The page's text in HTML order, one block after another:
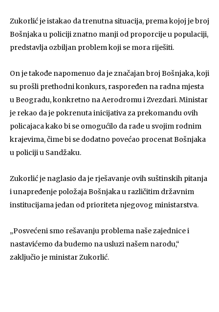
Zukorlić je istakao da trenutna situacija, prema kojoj je broj
Bošnjaka u policiji znatno manji od proporcije u populaciji,
predstavlja ozbiljan problem koji se mora riješiti.
On je takođe napomenuo da je značajan broj Bošnjaka, koji
su prošli prethodni konkurs, raspoređen na radna mjesta
u Beogradu, konkretno na Aerodromu i Zvezdari. Ministar
je rekao da je pokrenuta inicijativa za prekomandu ovih
policajaca kako bi se omogućilo da rade u svojim rodnim
krajevima, čime bi se dodatno povećao procenat Bošnjaka
u policiji u Sandžaku.
Zukorlić je naglasio da je rješavanje ovih suštinskih pitanja
i unapređenje položaja Bošnjaka u različitim državnim
institucijama jedan od prioriteta njegovog ministarstva.
„Posvećeni smo rešavanju problema naše zajednice i
nastavićemo da budemo na usluzi našem narodu,“
zaključio je ministar Zukorlić.